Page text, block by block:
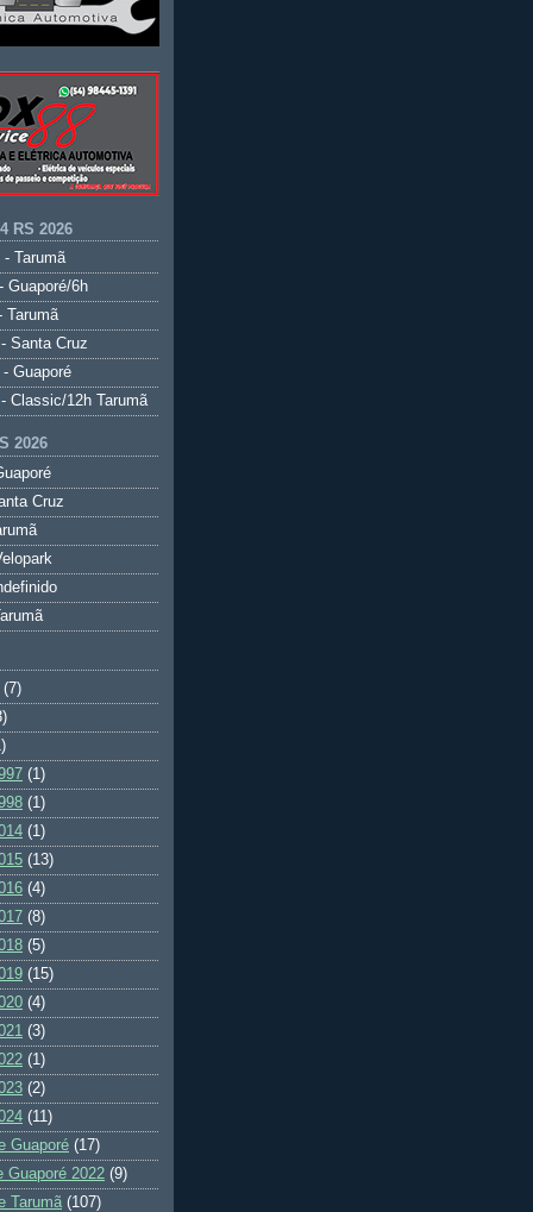
RS 2026
- Tarumã
Guaporé/6h
Tarumã
Santa Cruz
Guaporé
Classic/12h Tarumã
2026
Cruz
(7)
(1)
(1)
(1)
(13)
(4)
(8)
(5)
(15)
(4)
(3)
(1)
(2)
(11)
Guaporé (17)
Guaporé 2022 (9)
Tarumã (107)